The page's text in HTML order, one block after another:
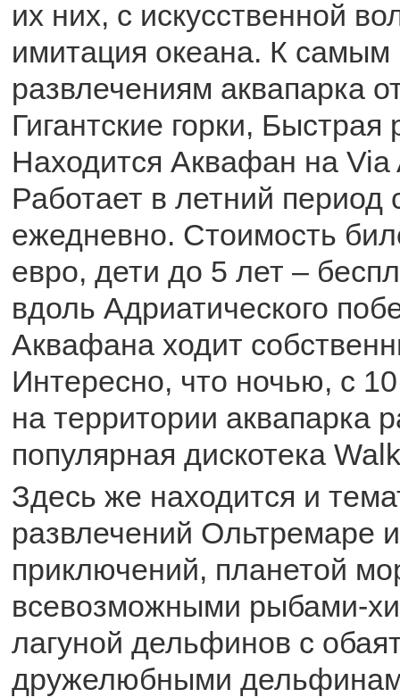
их них, с искусственной
имитация океана. К
развлечениям аквапарка
Гигантские горки,
Находится Аквафан на Via
Работает в летний период
ежедневно. Стоимость
евро, дети до 5 лет –
вдоль Адриатического
Аквафана ходит
Интересно, что ночью, с
на территории аквапарка
популярная дискотека
Здесь же находится и
развлечений Ольтремаре
приключений, планетой
всевозможными рыбами-
лагуной дельфинов с
дружелюбными